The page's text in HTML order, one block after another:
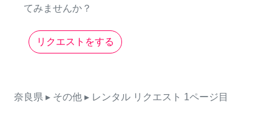
てみませんか？
リクエストをする
奈良県 ▸ その他 ▸ レンタル リクエスト 1ページ目